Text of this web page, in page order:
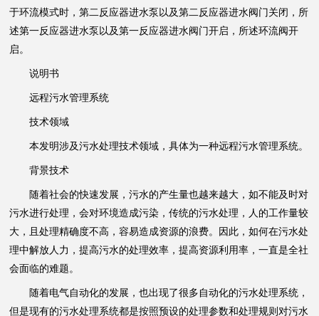
于环流模式时，第二反应器进水泵以及第二反应器进水阀门关闭，所
述第一反应器进水泵以及第一反应器进水阀门开启，所述环流阀开
启。
说明书
远程污水管理系统
技术领域
本发明涉及污水处理技术领域，具体为一种远程污水管理系统。
背景技术
随着社会的快速发展，污水的产生量也越来越大，如不能及时对
污水进行处理，会对环境造成污染，传统的污水处理，人的工作量较
大，且处理精确度不高，容易造成资源的浪费。因此，如何在污水处
理中解放人力，提高污水的处理效率，提高资源利用率，一直是全社
会面临的难题。
随着电气自动化的发展，也出现了很多自动化的污水处理系统，
但是现有的污水处理系统都是按照预设的处理参数和处理规则对污水